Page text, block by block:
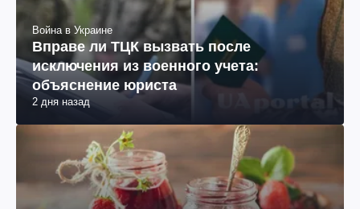
Война в Украине
Вправе ли ТЦК вызвать после
исключения из военного учета:
объяснение юриста
2 дня назад